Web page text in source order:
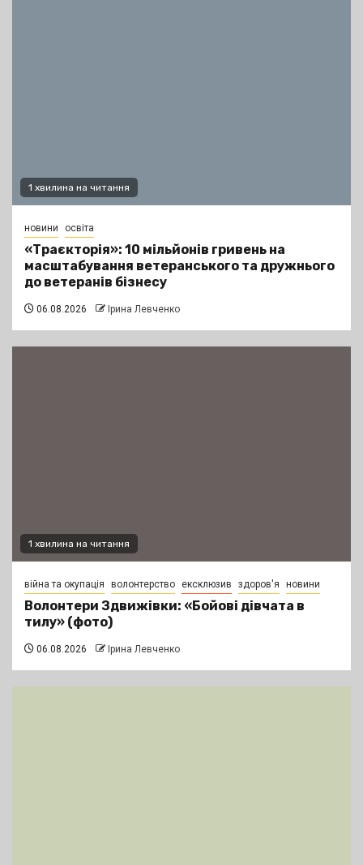
1 хвилина на читання
новини освіта
«Траєкторія»: 10 мільйонів гривень на
масштабування ветеранського та дружнього
до ветеранів бізнесу
06.08.2026 Ірина Левченко
1 хвилина на читання
війна та окупація волонтерство ексклюзив здоров'я новини
Волонтери Здвижівки: «Бойові дівчата в
тилу» (фото)
06.08.2026 Ірина Левченко